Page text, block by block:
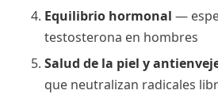
Equilibrio hormonal —
testosterona en hombres
Salud de la piel y
que neutralizan radicales